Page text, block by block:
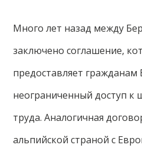
Много лет назад между
заключено соглашение,
предоставляет гражданам
неограниченный доступ к
труда. Аналогичная
альпийской страной с